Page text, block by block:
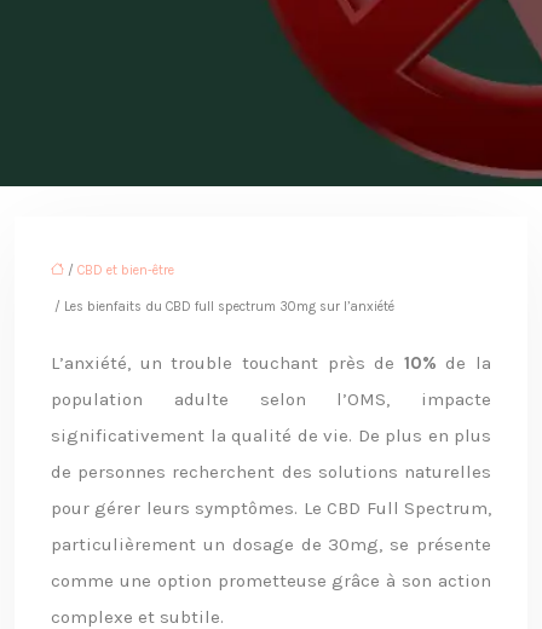
/ CBD et bien-être
/ Les bienfaits du CBD full spectrum 30mg sur l’anxiété
L’anxiété, un trouble touchant près de 10% de la
population adulte selon l’OMS, impacte
significativement la qualité de vie. De plus en plus
de personnes recherchent des solutions naturelles
pour gérer leurs symptômes. Le CBD Full Spectrum,
particulièrement un dosage de 30mg, se présente
comme une option prometteuse grâce à son action
complexe et subtile.